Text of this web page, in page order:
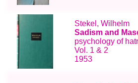
Stekel, Wilhelm
Sadism and
psychology of
Vol. 1 & 2
1953